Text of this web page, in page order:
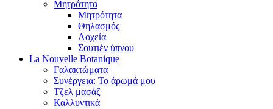
Μητρότητα
Μητρότητα
Θηλασμός
Λοχεία
Σουτιέν ύπνου
La Nouvelle Botanique
Γαλακτώματα
Συνέργεια: Το άρωμά μου
Τζελ μασάζ
Καλλυντικά